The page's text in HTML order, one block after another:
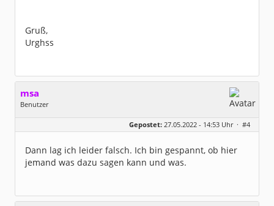
Gruß,
Urghss
msa
Benutzer
Alter:
63
Dabei seit:
03 / 2007
Gepostet: 27.05.2022 - 14:53 Uhr · #4
Dann lag ich leider falsch. Ich bin gespannt, ob hier
jemand was dazu sagen kann und was.